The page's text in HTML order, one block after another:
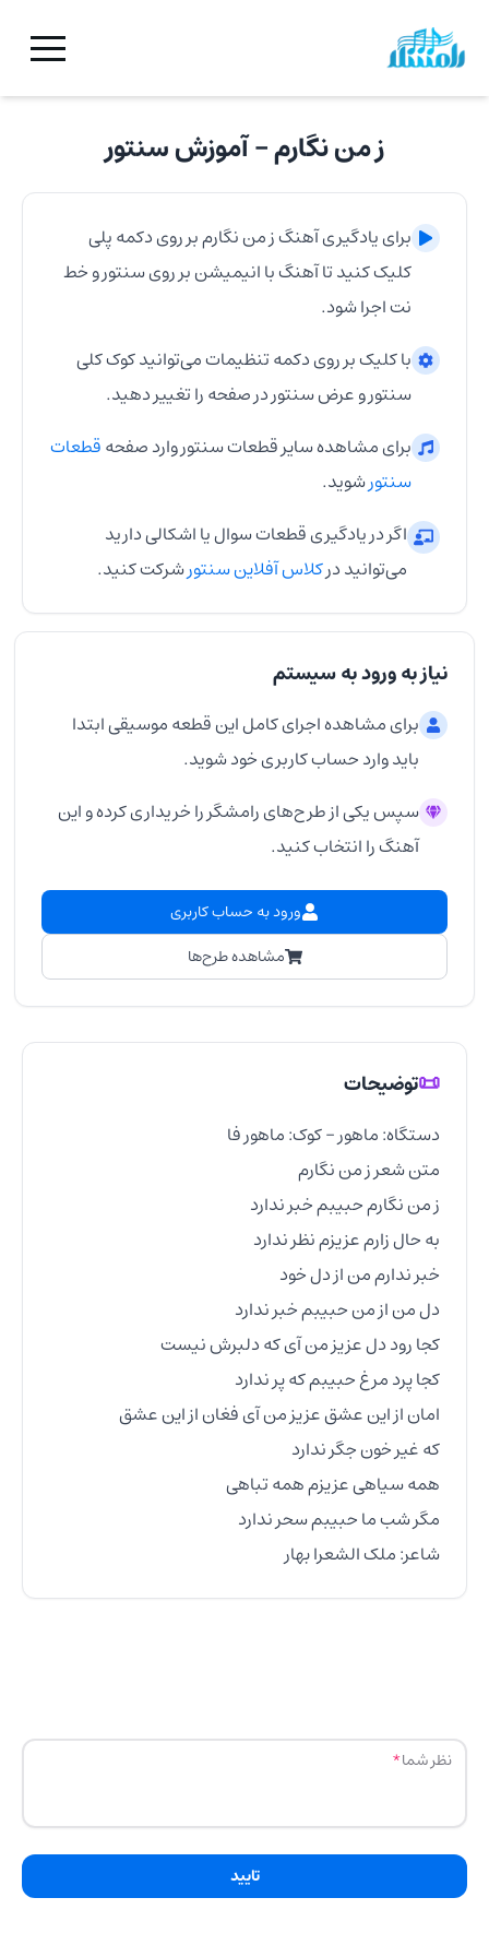
ز من نگارم- آموزشسنتور
برای یادگیری آهنگز من نگارمبر روی دکمه پلی
کلیک کنید تا آهنگ با انیمیشن بر رویسنتورو خط
نت اجرا شود.
با کلیک بر روی دکمه تنظیمات می‌توانید کوک کلی
سنتورو عرضسنتوردر صفحه را تغییر دهید.
برای مشاهده سایر قطعاتسنتوروارد صفحهقطعات
سنتورشوید.
اگر در یادگیری قطعات سوال یا اشکالی دارید
می‌توانید درکلاس آفلاین سنتورشرکت کنید.
نیاز به ورود به سیستم
برای مشاهده اجرای کامل این قطعه موسیقی ابتدا
باید وارد حساب کاربری خود شوید.
سپس یکی از طرح‌های رامشگر را خریداری کرده و این
آهنگ را انتخاب کنید.
ورود به حساب کاربری
مشاهده طرح‌ها
📜توضیحات
شاعر: ملک الشعرا بهار
نظر شما
تایید